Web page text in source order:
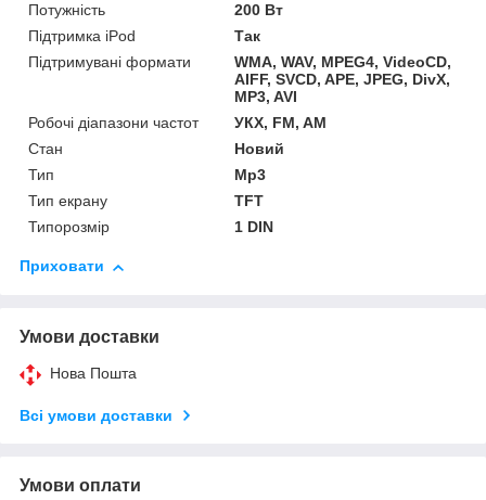
Потужність
200 Вт
Підтримка iPod
Так
Підтримувані формати
WMA, WAV, MPEG4, VideoCD,
AIFF, SVCD, APE, JPEG, DivX,
MP3, AVI
Робочі діапазони частот
УКХ, FM, AM
Стан
Новий
Тип
Mp3
Тип екрану
TFT
Типорозмір
1 DIN
Приховати
Умови доставки
Нова Пошта
Всі умови доставки
Умови оплати